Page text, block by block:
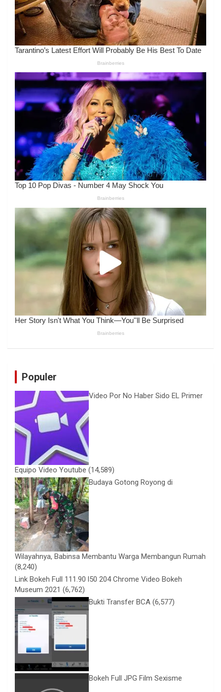
Populer
Video Por No Haber Sido EL Primer
Equipo Video Youtube (14,589)
Budaya Gotong Royong di
Wilayahnya, Babinsa Membantu Warga Membangun Rumah
(8,240)
Link Bokeh Full 111.90 l50 204 Chrome Video Bokeh
Museum 2021 (6,762)
Bukti Transfer BCA (6,577)
Bokeh Full JPG Film Sexisme